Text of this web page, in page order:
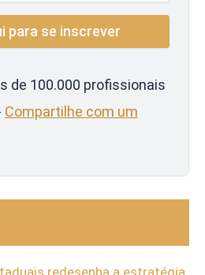
de 100.000 profissionais
Compartilhe com um
redesenha a estratégia